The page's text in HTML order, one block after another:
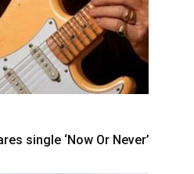
single ‘Now Or Never’